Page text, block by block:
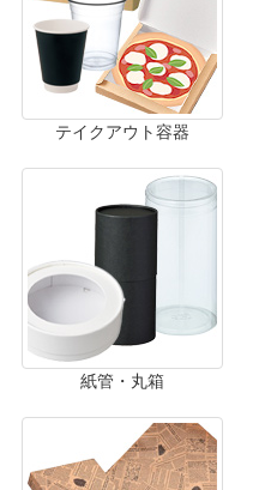
テイクアウト容器
紙管・丸箱